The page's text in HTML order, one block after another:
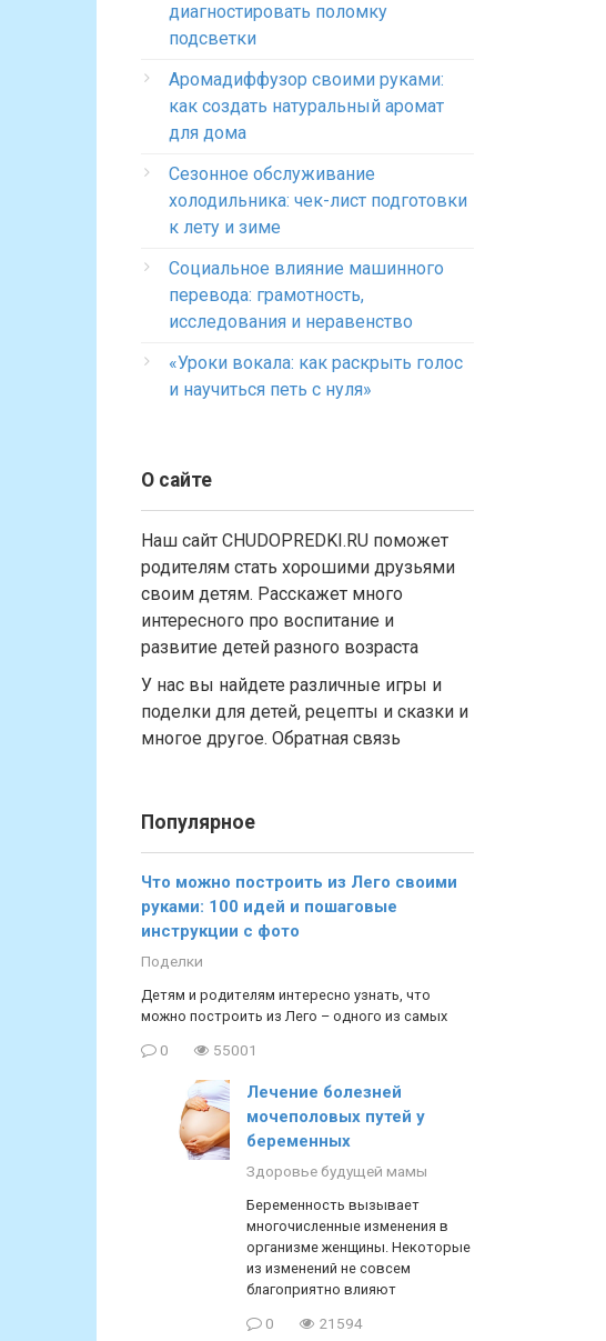
диагностировать поломку
подсветки
Аромадиффузор своими руками:
как создать натуральный аромат
для дома
Сезонное обслуживание
холодильника: чек-лист подготовки
к лету и зиме
Социальное влияние машинного
перевода: грамотность,
исследования и неравенство
«Уроки вокала: как раскрыть голос
и научиться петь с нуля»
О сайте
Наш сайт CHUDOPREDKI.RU поможет
родителям стать хорошими друзьями
своим детям. Расскажет много
интересного про воспитание и
развитие детей разного возраста
У нас вы найдете различные игры и
поделки для детей, рецепты и сказки и
многое другое. Обратная связь
Популярное
Что можно построить из Лего своими
руками: 100 идей и пошаговые
инструкции с фото
Поделки
Детям и родителям интересно узнать, что
можно построить из Лего – одного из самых
0 55001
Лечение болезней
мочеполовых путей у
беременных
Здоровье будущей мамы
Беременность вызывает
многочисленные изменения в
организме женщины. Некоторые
из изменений не совсем
благоприятно влияют
0 21594